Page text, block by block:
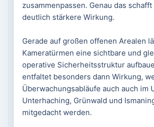
zusammenpassen. Genau das
deutlich stärkere Wirkung.
Gerade auf großen offenen Arealen
Kameratürmen eine sichtbare und
operative Sicherheitsstruktur
entfaltet besonders dann Wirkung,
Überwachungsabläufe auch auch im
Unterhaching, Grünwald und
mitgedacht werden.